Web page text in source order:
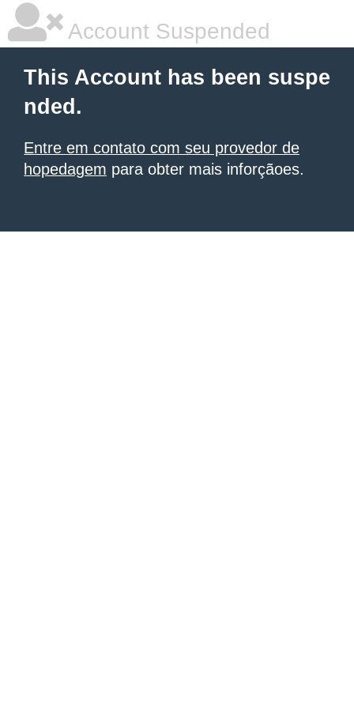
Account Suspended
This Account has been suspe
nded.
Entre em contato com seu provedor de
hopedagem para obter mais inforçãoes.